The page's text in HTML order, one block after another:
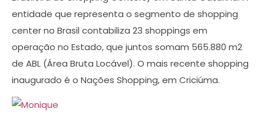
entidade que representa o segmento de shopping
center no Brasil contabiliza 23 shoppings em
operação no Estado, que juntos somam 565.880 m2
de ABL (Área Bruta Locável). O mais recente shopping
inaugurado é o Nações Shopping, em Criciúma.